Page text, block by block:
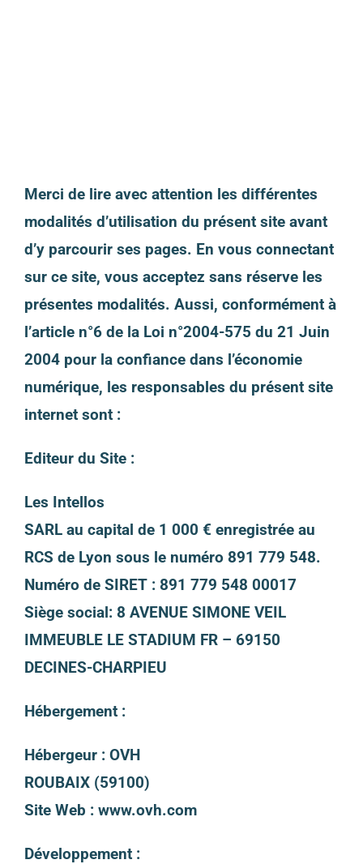
Merci de lire avec attention les différentes
modalités d’utilisation du présent site avant
d’y parcourir ses pages. En vous connectant
sur ce site, vous acceptez sans réserve les
présentes modalités. Aussi, conformément à
l’article n°6 de la Loi n°2004-575 du 21 Juin
2004 pour la confiance dans l’économie
numérique, les responsables du présent site
internet sont :
Editeur du Site :
Les Intellos
SARL au capital de 1 000 € enregistrée au
RCS de Lyon sous le numéro 891 779 548.
Numéro de SIRET : 891 779 548 00017
Siège social: 8 AVENUE SIMONE VEIL
IMMEUBLE LE STADIUM FR – 69150
DECINES-CHARPIEU
Hébergement :
Hébergeur : OVH
ROUBAIX (59100)
Site Web : www.ovh.com
Développement :